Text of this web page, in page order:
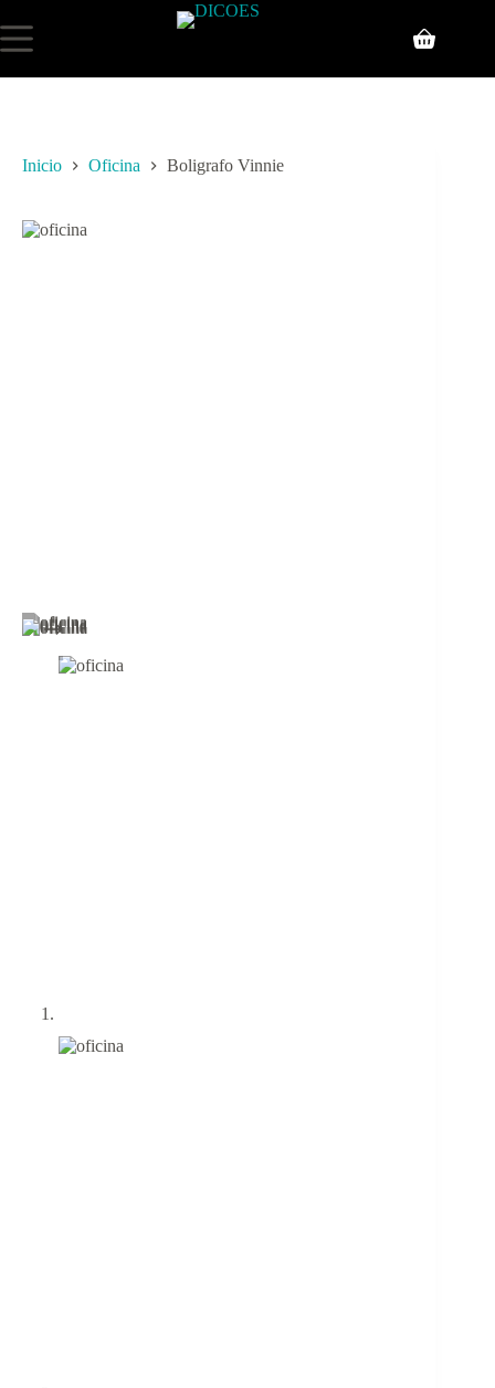
Inicio Oficina Boligrafo Vinnie